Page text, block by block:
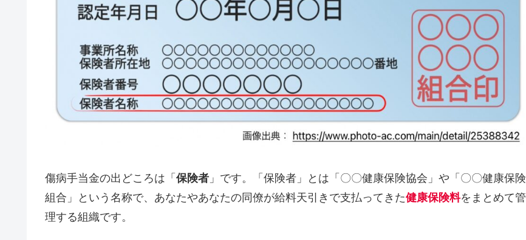
傷病手当金の出どころは「 保険者 」です。「保険者」とは「〇〇健康保険協会」や「〇〇健康保険
組合」という名称で、あなたやあなたの同僚が給料天引きで支払ってきた健康保険料をまとめて管
理する組織です。